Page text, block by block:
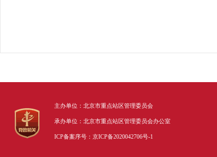
主办单位：北京市重点站区管理委员会
承办单位：北京市重点站区管理委员会办公室
ICP备案序号：京ICP备2020042706号-1